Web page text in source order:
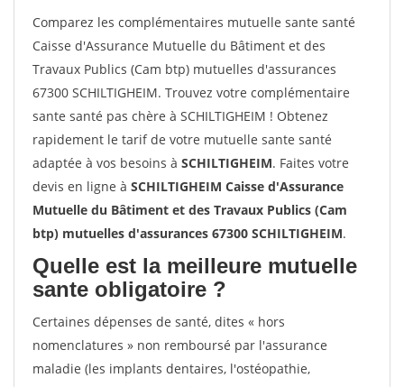
Comparez les complémentaires mutuelle sante santé
Caisse d'Assurance Mutuelle du Bâtiment et des
Travaux Publics (Cam btp) mutuelles d'assurances
67300 SCHILTIGHEIM. Trouvez votre complémentaire
sante santé pas chère à SCHILTIGHEIM ! Obtenez
rapidement le tarif de votre mutuelle sante santé
adaptée à vos besoins à SCHILTIGHEIM. Faites votre
devis en ligne à SCHILTIGHEIM Caisse d'Assurance
Mutuelle du Bâtiment et des Travaux Publics (Cam
btp) mutuelles d'assurances 67300 SCHILTIGHEIM.
Quelle est la meilleure mutuelle
sante obligatoire ?
Certaines dépenses de santé, dites « hors
nomenclatures » non remboursé par l'assurance
maladie (les implants dentaires, l'ostéopathie,